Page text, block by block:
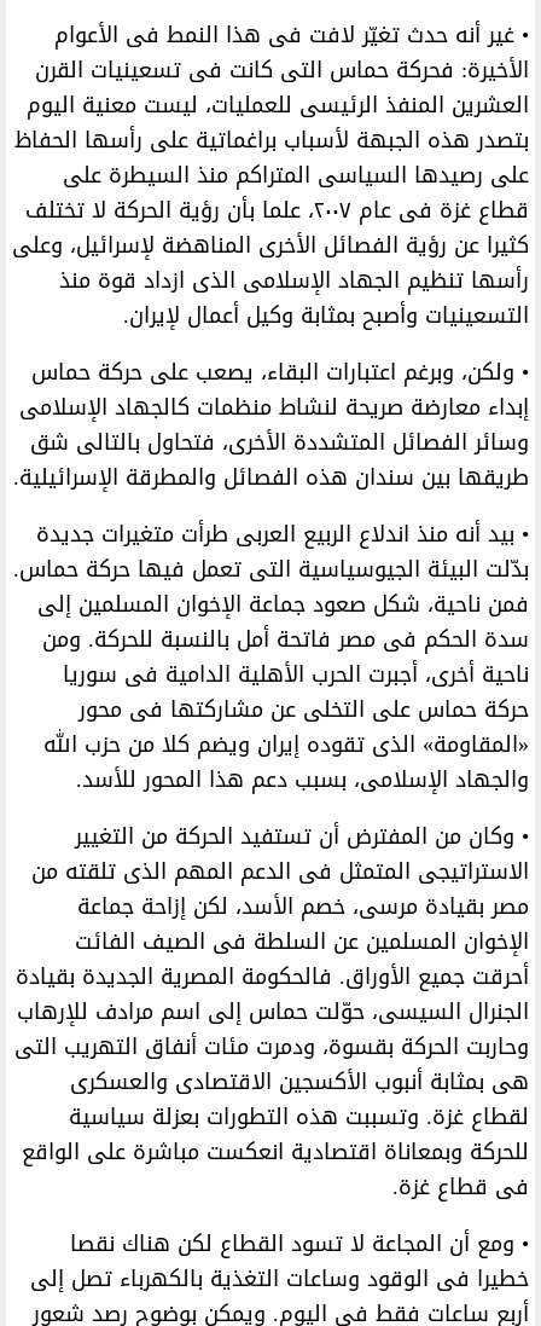
• غير أنه حدث تغيّر لافت فى هذا النمط فى الأعوام
الأخيرة: فحركة حماس التى كانت فى تسعينيات القرن
العشرين المنفذ الرئيسى للعمليات، ليست معنية اليوم
بتصدر هذه الجبهة لأسباب براغماتية على رأسها الحفاظ
على رصيدها السياسى المتراكم منذ السيطرة على
قطاع غزة فى عام ٢٠٠٧، علما بأن رؤية الحركة لا تختلف
كثيرا عن رؤية الفصائل الأخرى المناهضة لإسرائيل، وعلى
رأسها تنظيم الجهاد الإسلامى الذى ازداد قوة منذ
التسعينيات وأصبح بمثابة وكيل أعمال لإيران.
• ولكن، وبرغم اعتبارات البقاء، يصعب على حركة حماس
إبداء معارضة صريحة لنشاط منظمات كالجهاد الإسلامى
وسائر الفصائل المتشددة الأخرى، فتحاول بالتالى شق
طريقها بين سندان هذه الفصائل والمطرقة الإسرائيلية.
• بيد أنه منذ اندلاع الربيع العربى طرأت متغيرات جديدة
بدّلت البيئة الجيوسياسية التى تعمل فيها حركة حماس.
فمن ناحية، شكل صعود جماعة الإخوان المسلمين إلى
سدة الحكم فى مصر فاتحة أمل بالنسبة للحركة. ومن
ناحية أخرى، أجبرت الحرب الأهلية الدامية فى سوريا
حركة حماس على التخلى عن مشاركتها فى محور
«المقاومة» الذى تقوده إيران ويضم كلا من حزب الله
والجهاد الإسلامى، بسبب دعم هذا المحور للأسد.
• وكان من المفترض أن تستفيد الحركة من التغيير
الاستراتيجى المتمثل فى الدعم المهم الذى تلقته من
مصر بقيادة مرسى، خصم الأسد، لكن إزاحة جماعة
الإخوان المسلمين عن السلطة فى الصيف الفائت
أحرقت جميع الأوراق. فالحكومة المصرية الجديدة بقيادة
الجنرال السيسى، حوّلت حماس إلى اسم مرادف للإرهاب
وحاربت الحركة بقسوة، ودمرت مئات أنفاق التهريب التى
هى بمثابة أنبوب الأكسجين الاقتصادى والعسكرى
لقطاع غزة. وتسببت هذه التطورات بعزلة سياسية
للحركة وبمعاناة اقتصادية انعكست مباشرة على الواقع
فى قطاع غزة.
• ومع أن المجاعة لا تسود القطاع لكن هناك نقصا
خطيرا فى الوقود وساعات التغذية بالكهرباء تصل إلى
أربع ساعات فقط فى اليوم. ويمكن بوضوح رصد شعور